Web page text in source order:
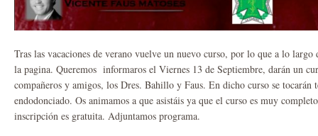
Tras las vacaciones de verano vuelve un nuevo curso, por lo que a lo
la pagina. Queremos informaros el Viernes 13 de Septiembre, darán un
compañeros y amigos, los Dres. Bahillo y Faus. En dicho curso se tocarán
endodonciado. Os animamos a que asistáis ya que el curso es muy
inscripción es gratuita. Adjuntamos programa.